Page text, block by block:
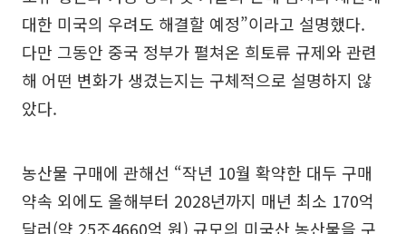
대한 미국의 우려도 해결할 예정”이라고 설명했다.
다만 그동안 중국 정부가 펼쳐온 희토류 규제와 관련
해 어떤 변화가 생겼는지는 구체적으로 설명하지 않
았다.
농산물 구매에 관해선 “작년 10월 확약한 대두 구매
약속 외에도 올해부터 2028년까지 매년 최소 170억
달러(약 25조4660억 원) 규모의 미국산 농산물을 구